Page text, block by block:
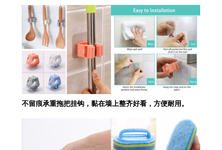
不留痕承重拖把挂钩，黏在墙上整齐好看，方便耐用。